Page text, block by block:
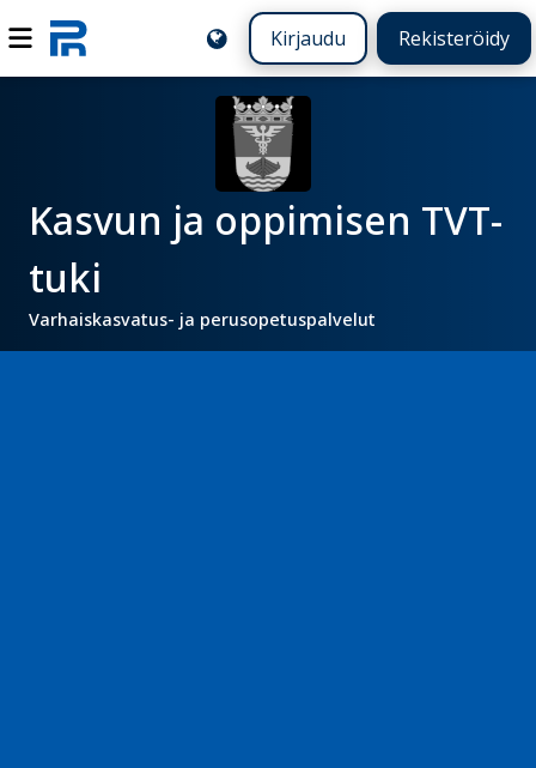
Kirjaudu Rekisteröidy
Kasvun ja oppimisen TVT-
tuki
Varhaiskasvatus- ja perusopetuspalvelut